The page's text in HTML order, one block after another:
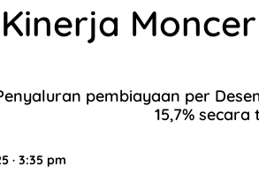
Kinerja
pembiayaan per
15,7%
· 3:35 pm